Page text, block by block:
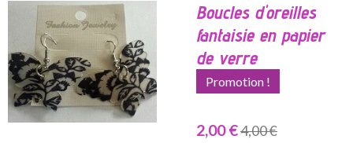
Boucles d'oreilles
fantaisie en papier
de verre
Promotion !
2,00 €4,00 €